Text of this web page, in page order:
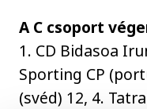
A C csoport
1. CD Bidasoa
Sporting CP
(svéd) 12, 4.